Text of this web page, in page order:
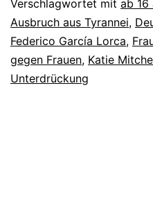
Verschlagwortet mit ab 16
Ausbruch aus Tyrannei,
Federico García Lorca,
gegen Frauen, Katie
Unterdrückung